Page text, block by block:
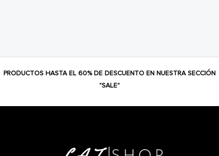
PRODUCTOS HASTA EL 60% DE DESCUENTO EN NUESTRA SECCIÓN
"SALE"